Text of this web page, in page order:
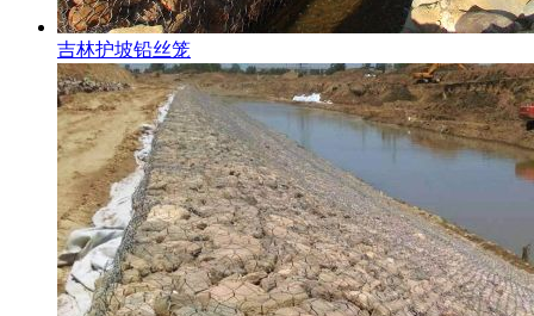
吉林护坡铅丝笼